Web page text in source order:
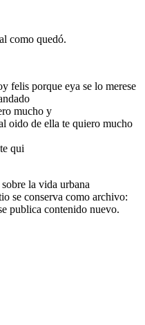
como quedó.
felis porque eya se lo merese
mucho y
oido de ella te quiero mucho
qui
sobre la vida urbana
se conserva como archivo:
publica contenido nuevo.